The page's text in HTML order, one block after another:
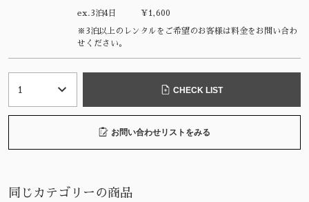
ex.3泊4日 ¥1,600
※3泊以上のレンタルをご希望のお客様は料金をお問い合わ
せください。
CHECK LIST
お問い合わせリストをみる
同じカテゴリーの商品